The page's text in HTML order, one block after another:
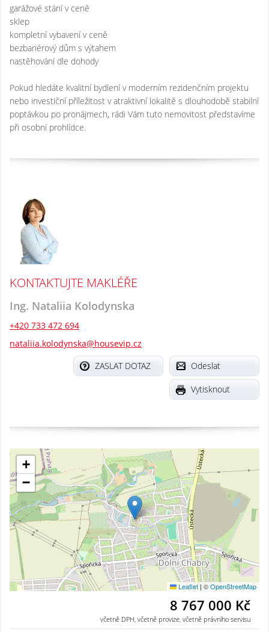
garážové stání v ceně
sklep
kompletní vybavení v ceně
bezbariérový dům s výtahem
nastěhování dle dohody
Pokud hledáte kvalitní bydlení v moderním rezidenčním projektu
nebo investiční příležitost v atraktivní lokalitě s dlouhodobě stabilní
poptávkou po pronájmech, rádi Vám tuto nemovitost představíme
při osobní prohlídce.
KONTAKTUJTE MAKLÉŘE
Ing. Nataliia Kolodynska
+420 733 472 694
nataliia.kolodynska@housevip.cz
Odeslat
ZASLAT DOTAZ
Vytisknout
+
−
Leaflet | ©OpenStreetMap
8 767 000 Kč
včetně DPH, včetně provize, včetně právního servisu